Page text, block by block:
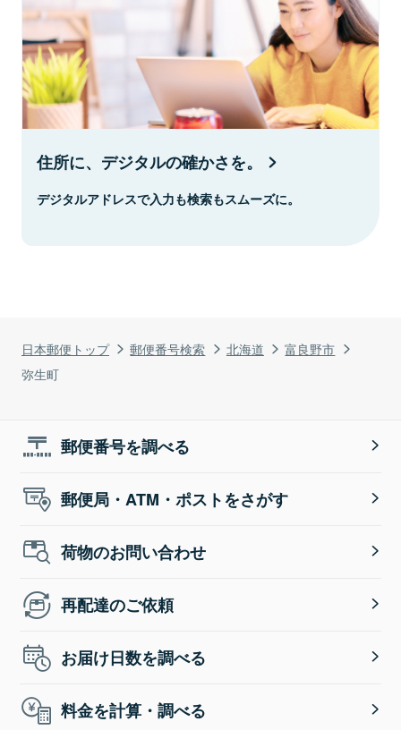
日本郵便トップ 郵便番号検索 北海道
富良野市
弥生町
住所に、デジタルの確かさを。
デジタルアドレスで入力も検索もスムーズに。
郵便番号を調べる
郵便局・ATM・ポストをさがす
荷物のお問い合わせ
再配達のご依頼
お届け日数を調べる
料金を計算・調べる